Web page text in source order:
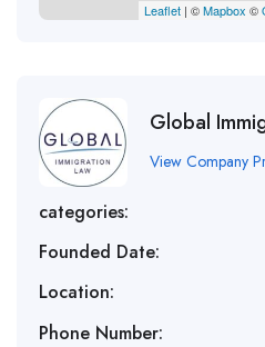
Leaflet | ©Mapbox ©
Global
View Company
categories:
Founded Date:
Location:
Phone Number: